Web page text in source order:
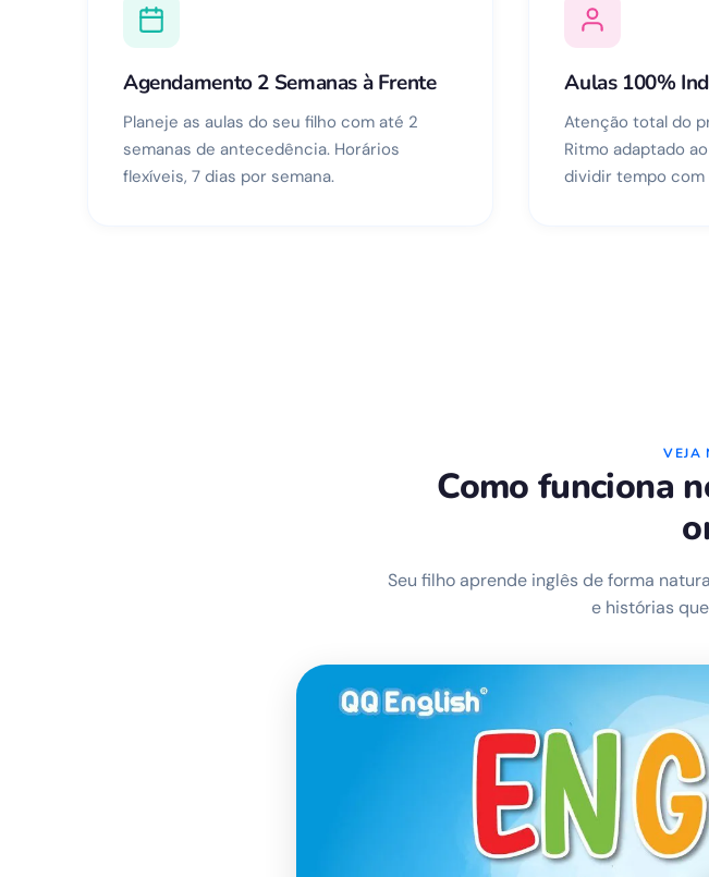
Agendamento 2 Semanas à Frente
Planeje as aulas do seu filho com até 2
semanas de antecedência. Horários
flexíveis, 7 dias por semana.
Aulas 100%
Atenção total do
Ritmo adaptado
dividir tempo com
VEJA
Como funciona
Seu filho aprende inglês de forma
e histórias